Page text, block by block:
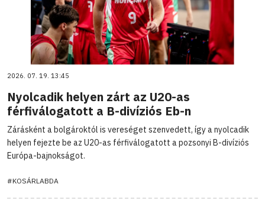
2026. 07. 19. 13:45
Nyolcadik helyen zárt az U20-as
férfiválogatott a B-divíziós Eb-n
Zárásként a bolgároktól is vereséget szenvedett, így a nyolcadik
helyen fejezte be az U20-as férfiválogatott a pozsonyi B-divíziós
Európa-bajnokságot.
#KOSÁRLABDA